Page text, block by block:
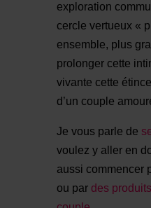
exploration
cercle vertueux «
ensemble, plus
prolonger cette
vivante cette
d’un couple
Je vous parle de
voulez y aller en
aussi commencer
ou par des